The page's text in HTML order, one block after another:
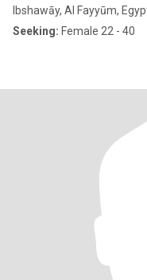
Ibshawāy, Al Fayyūm,
Seeking: Female 22 - 40